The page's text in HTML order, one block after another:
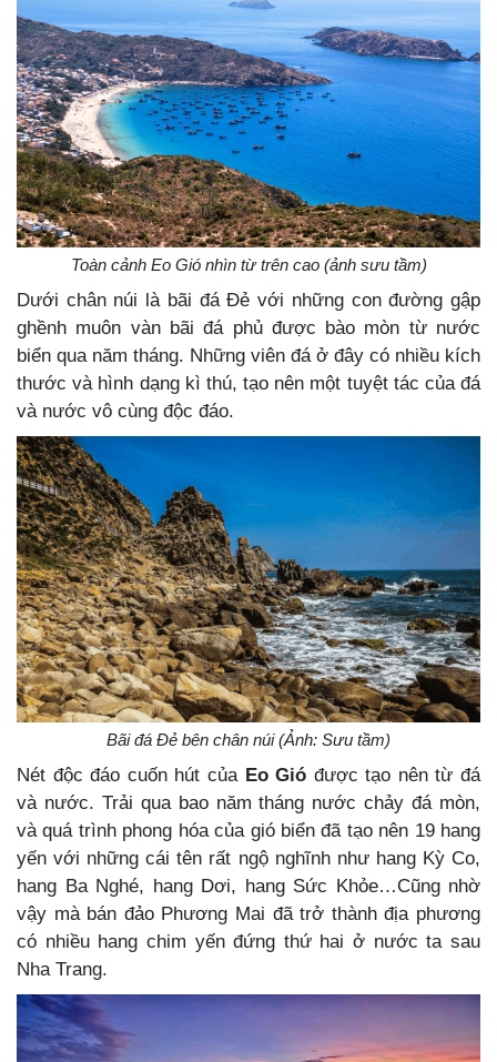
Toàn cảnh Eo Gió nhìn từ trên cao (ảnh sưu tầm)
Dưới chân núi là bãi đá Đẻ với những con đường gập
ghềnh muôn vàn bãi đá phủ được bào mòn từ nước
biển qua năm tháng. Những viên đá ở đây có nhiều kích
thước và hình dạng kì thú, tạo nên một tuyệt tác của đá
và nước vô cùng độc đáo.
Bãi đá Đẻ bên chân núi (Ảnh: Sưu tầm)
Nét độc đáo cuốn hút của Eo Gió được tạo nên từ đá
và nước. Trải qua bao năm tháng nước chảy đá mòn,
và quá trình phong hóa của gió biển đã tạo nên 19 hang
yến với những cái tên rất ngộ nghĩnh như hang Kỳ Co,
hang Ba Nghé, hang Dơi, hang Sức Khỏe…Cũng nhờ
vậy mà bán đảo Phương Mai đã trở thành địa phương
có nhiều hang chim yến đứng thứ hai ở nước ta sau
Nha Trang.